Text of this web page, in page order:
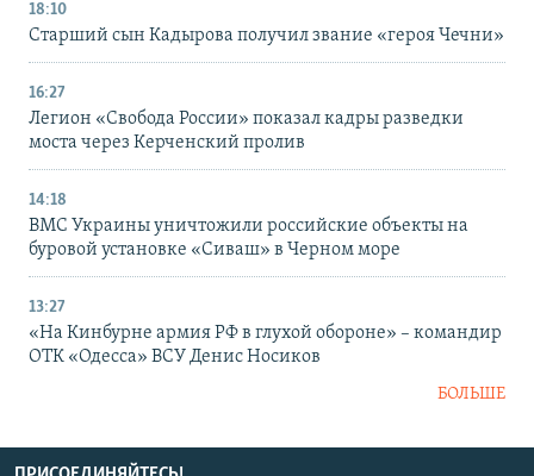
18:10
Старший сын Кадырова получил звание «героя Чечни»
16:27
Легион «Свобода России» показал кадры разведки
моста через Керченский пролив
14:18
ВМС Украины уничтожили российские объекты на
буровой установке «Сиваш» в Черном море
13:27
«На Кинбурне армия РФ в глухой обороне» – командир
ОТК «Одесса» ВСУ Денис Носиков
БОЛЬШЕ